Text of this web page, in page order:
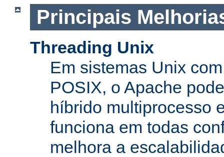
Principais
Threading Unix
Em sistemas Unix
POSIX, o Apache
híbrido multiprocesso
funciona em todas
melhora a